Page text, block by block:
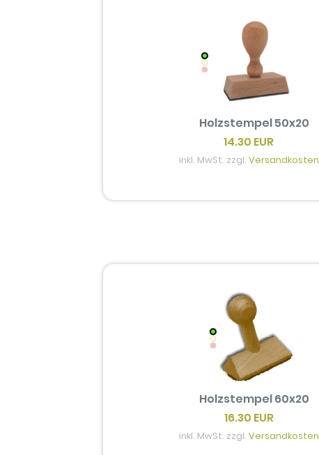
Holzstempel 50x20
14.30 EUR
inkl. MwSt. zzgl. Versandkosten
Holzstempel 60x20
16.30 EUR
inkl. MwSt. zzgl. Versandkosten